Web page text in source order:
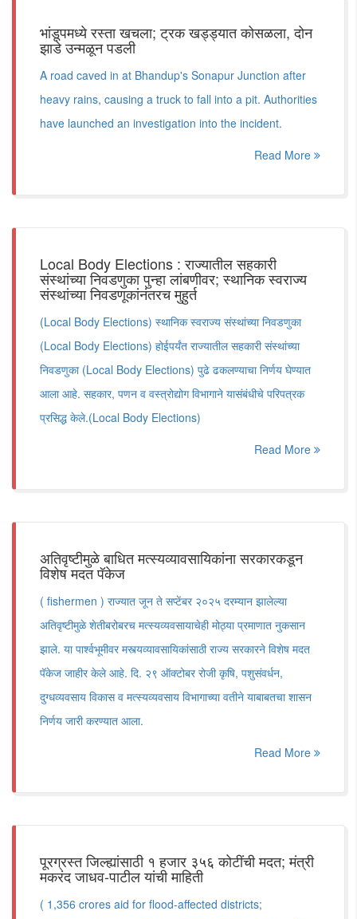
भांडूपमध्ये रस्ता खचला; ट्रक खड्ड्यात कोसळला, दोन
झाडे उन्मळून पडली
A road caved in at Bhandup's Sonapur Junction after
heavy rains, causing a truck to fall into a pit. Authorities
have launched an investigation into the incident.
Read More
Local Body Elections : राज्यातील सहकारी
संस्थांच्या निवडणुका पुन्हा लांबणीवर; स्थानिक स्वराज्य
संस्थांच्या निवडणूकांनंतरच मुहुर्त
(Local Body Elections) स्थानिक स्वराज्य संस्थांच्या निवडणुका
(Local Body Elections) होईपर्यंत राज्यातील सहकारी संस्थांच्या
निवडणुका (Local Body Elections) पुढे ढकलण्याचा निर्णय घेण्यात
आला आहे. सहकार, पणन व वस्त्रोद्योग विभागाने यासंबंधीचे परिपत्रक
प्रसिद्ध केले.(Local Body Elections)
Read More
अतिवृष्टीमुळे बाधित मत्स्यव्यावसायिकांना सरकारकडून
विशेष मदत पॅकेज
( fishermen ) राज्यात जून ते सप्टेंबर २०२५ दरम्यान झालेल्या
अतिवृष्टीमुळे शेतीबरोबरच मत्स्यव्यवसायाचेही मोठ्या प्रमाणात नुकसान
झाले. या पार्श्वभूमीवर मस्त्यव्यावसायिकांसाठी राज्य सरकारने विशेष मदत
पॅकेज जाहीर केले आहे. दि. २९ ऑक्टोबर रोजी कृषि, पशुसंवर्धन,
दुग्धव्यवसाय विकास व मत्स्यव्यवसाय विभागाच्या वतीने याबाबतचा शासन
निर्णय जारी करण्यात आला.
Read More
पूरग्रस्त जिल्ह्यांसाठी १ हजार ३५६ कोटींची मदत; मंत्री
मकरंद जाधव-पाटील यांची माहिती
( 1,356 crores aid for flood-affected districts;